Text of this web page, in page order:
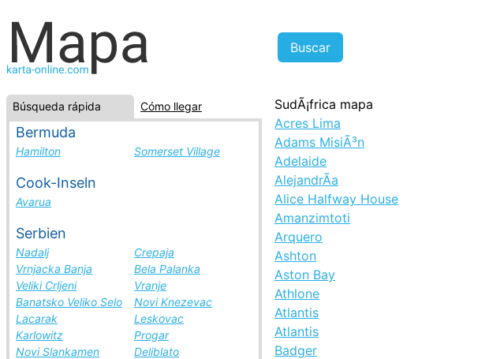
Búsqueda rápida Cómo llegar
Bermuda
Hamilton Somerset Village
Cook-Inseln
Avarua
Serbien
Nadalj
Crepaja
Vrnjacka Banja
Bela Palanka
Veliki Crljeni
Vranje
Banatsko Veliko Selo
Novi Knezevac
Lacarak
Leskovac
Karlowitz
Progar
Novi Slankamen
Deliblato
SudÃ¡frica mapa
Acres Lima
Adams MisiÃ³n
Adelaide
AlejandrÃ­a
Alice Halfway House
Amanzimtoti
Arquero
Ashton
Aston Bay
Athlone
Atlantis
Atlantis
Badger